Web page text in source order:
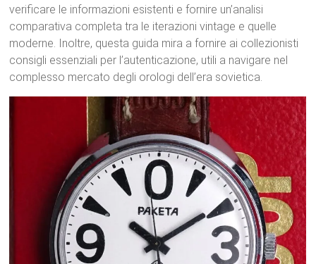
verificare le informazioni esistenti e fornire un’analisi
comparativa completa tra le iterazioni vintage e quelle
moderne. Inoltre, questa guida mira a fornire ai collezionisti
consigli essenziali per l’autenticazione, utili a navigare nel
complesso mercato degli orologi dell’era sovietica.